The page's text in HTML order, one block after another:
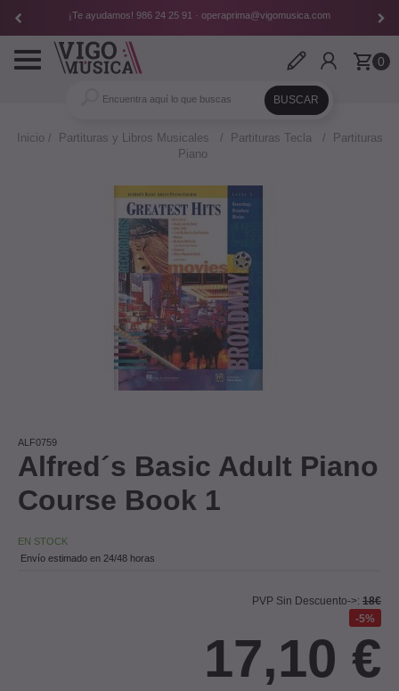
¡Te ayudamos! 986 24 25 91 · operaprima@vigomusica.com
0
Toggle
navigation
Inicio Partituras y Libros Musicales Partituras Tecla
Partituras
Piano
ALF0759
Alfred´s Basic Adult Piano
Course Book 1
EN STOCK
Envío estimado en 24/48 horas
PVP Sin Descuento->: 18€
5%
17,10 €